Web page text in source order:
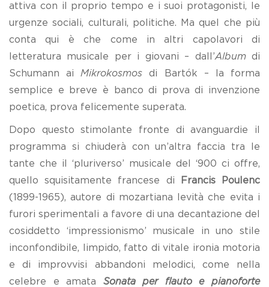
attiva con il proprio tempo e i suoi protagonisti, le
urgenze sociali, culturali, politiche. Ma quel che più
conta qui è che come in altri capolavori di
letteratura musicale per i giovani – dall’Albumdi
Schumann ai Mikrokosmos di Bartók – la forma
semplice e breve è banco di prova di invenzione
poetica, prova felicemente superata.
Dopo questo stimolante fronte di avanguardie il
programma si chiuderà con un’altra faccia tra le
tante che il ‘pluriverso’ musicale del ‘900 ci offre,
quello squisitamente francese di
Francis Poulenc
(1899-1965), autore di mozartiana levità che evita i
furori sperimentali a favore di una decantazione del
cosiddetto ‘impressionismo’ musicale in uno stile
inconfondibile, limpido, fatto di vitale ironia motoria
e di improvvisi abbandoni melodici, come nella
celebre e amata Sonata per flauto e pianoforte